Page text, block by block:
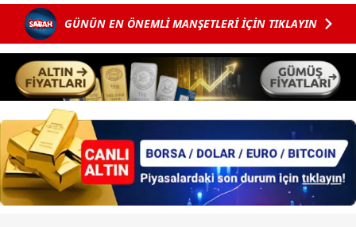
GÜNÜN EN ÖNEMLİ MANŞETLERİ İÇİN TIKLAYIN